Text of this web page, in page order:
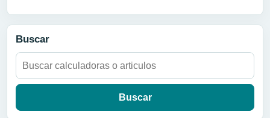
Buscar
Buscar: